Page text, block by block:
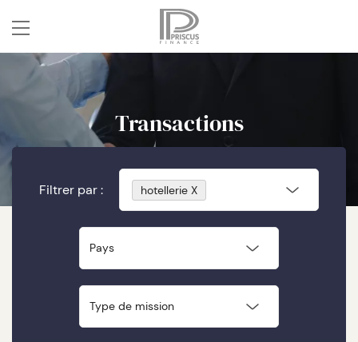
Transactions
Filtrer par : hotellerie X
Pays
Type de mission